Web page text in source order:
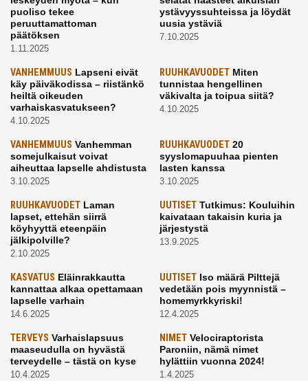
puoliso tekee
peruuttamattoman
päätöksen
1.11.2025
ystävyyssuhteissa ja löydät
uusia ystäviä
7.10.2025
VANHEMMUUS Lapseni eivät
käy päiväkodissa – riistänkö
heiltä oikeuden
varhaiskasvatukseen?
4.10.2025
RUUHKAVUODETMiten
tunnistaa hengellinen
väkivalta ja toipua siitä?
4.10.2025
VANHEMMUUS Vanhemman
somejulkaisut voivat
aiheuttaa lapselle ahdistusta
3.10.2025
RUUHKAVUODET20
syyslomapuuhaa pienten
lasten kanssa
3.10.2025
RUUHKAVUODET Laman
lapset, ettehän siirrä
köyhyyttä eteenpäin
jälkipolville?
2.10.2025
UUTISETTutkimus: Kouluihin
kaivataan takaisin kuria ja
järjestystä
13.9.2025
KASVATUS Eläinrakkautta
kannattaa alkaa opettamaan
lapselle varhain
14.6.2025
UUTISETIso määrä Pilttejä
vedetään pois myynnistä –
homemyrkkyriski!
12.4.2025
TERVEYS Varhaislapsuus
maaseudulla on hyvästä
terveydelle – tästä on kyse
10.4.2025
NIMETVelociraptorista
Paroniin, nämä nimet
hylättiin vuonna 2024!
1.4.2025